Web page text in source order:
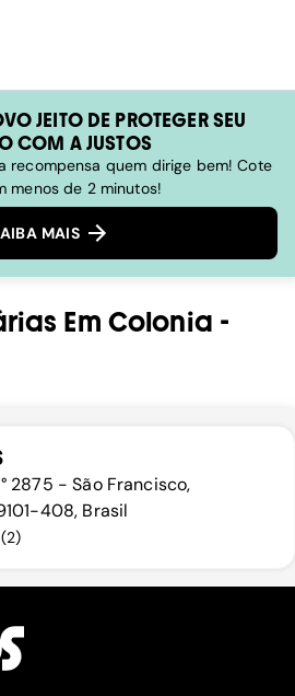
JEITO DE PROTEGER SEU
COM A JUSTOS
recompensa quem dirige bem! Cote
menos de 2 minutos!
MAIS
Em Colonia -
2875 - São Francisco,
408, Brasil
(2)